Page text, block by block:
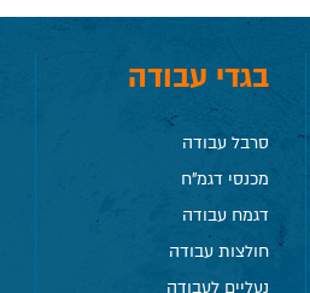
בגדי עבודה
סרבל עבודה
מכנסי דגמ"ח
דגמח עבודה
חולצות עבודה
נעליים לעבודה